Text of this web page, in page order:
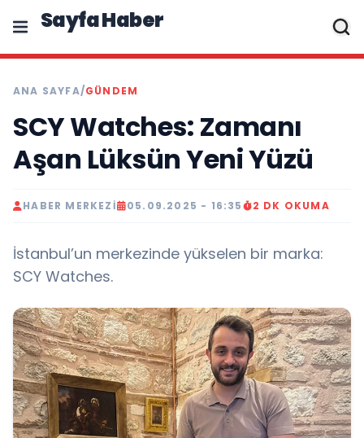
Sayfa Haber
ANA SAYFA/GÜNDEM
SCY Watches: Zamanı
Aşan Lüksün Yeni Yüzü
HABER MERKEZI 05.09.2025 - 16:35 2 DK OKUMA
İstanbul’un merkezinde yükselen bir marka:
SCY Watches.